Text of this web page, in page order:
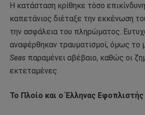
Η κατάσταση κρίθηκε τόσο
καπετάνιος διέταξε την εκκένωση
την ασφάλεια του πληρώματος.
αναφέρθηκαν τραυματισμοί, όμως το
Seas παραμένει αβέβαιο, καθώς οι
εκτεταμένες.
Το Πλοίο και ο Έλληνας Εφοπλιστής